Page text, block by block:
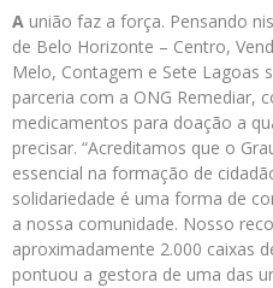
A união faz a força. Pensando
de Belo Horizonte – Centro,
Melo, Contagem e Sete Lagoas
parceria com a ONG Remediar,
medicamentos para doação a
precisar. “Acreditamos que o
essencial na formação de
solidariedade é uma forma de
a nossa comunidade. Nosso
aproximadamente 2.000 caixas
pontuou a gestora de uma das